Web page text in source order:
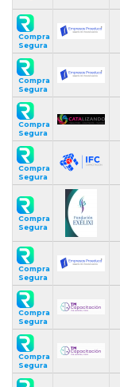
Compra
Segura
Compra
Segura
Compra
Segura
Compra
Segura
Compra
Segura
Compra
Segura
Compra
Segura
Compra
Segura